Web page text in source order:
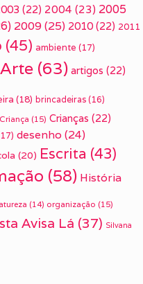
(22) 2004 (23) 2005
2009(25) 2010 (22) 2011
(45) ambiente (17)
Arte (63) artigos (22)
(18) brincadeiras (16)
Criança (15) Crianças (22)
desenho (24)
(20) Escrita (43)
(58) História
(14) organização (15)
Avisa Lá (37) Silvana